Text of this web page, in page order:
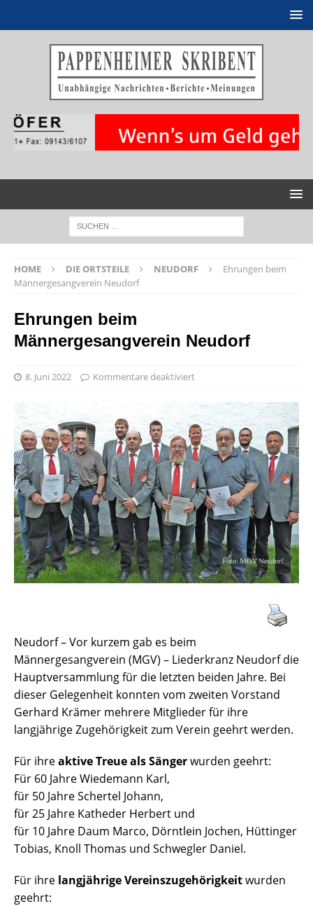
HOME DIE ORTSTEILE NEUDORF
Ehrungen beim
Männergesangverein Neudorf
Ehrungen beim
Männergesangverein Neudorf
8. Juni 2022 Kommentare deaktiviert
Neudorf – Vor kurzem gab es beim
Männergesangverein (MGV) – Liederkranz Neudorf die
Hauptversammlung für die letzten beiden Jahre. Bei
dieser Gelegenheit konnten vom zweiten Vorstand
Gerhard Krämer mehrere Mitglieder für ihre
langjährige Zugehörigkeit zum Verein geehrt werden.
Für ihreaktive Treue als Sängerwurden geehrt:
Für 60 Jahre Wiedemann Karl,
für 50 Jahre Schertel Johann,
für 25 Jahre Katheder Herbert und
für 10 Jahre Daum Marco, Dörntlein Jochen, Hüttinger
Tobias, Knoll Thomas und Schwegler Daniel.
Für ihre langjährige Vereinszugehörigkeitwurden
geehrt: